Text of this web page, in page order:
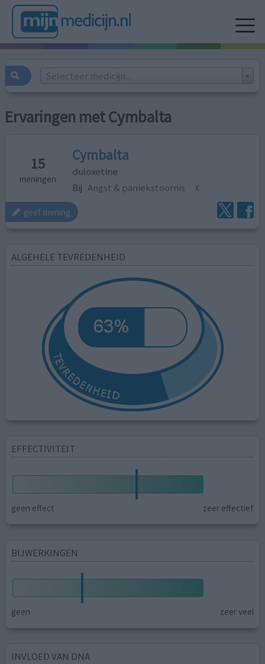
Selecteer medicijn...
Ervaringen met Cymbalta
15
meningen
Cymbalta
duloxetine
Bij Angst & paniekstoornis X
geef mening
ALGEHELE TEVREDENHEID
EFFECTIVITEIT
geen effect zeer effectief
BIJWERKINGEN
geen zeer veel
INVLOED VAN DNA